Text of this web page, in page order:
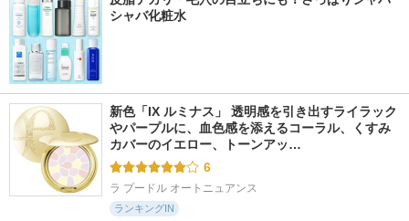
シャバ化粧水
新色「IX ルミナス」 透明感を引き出すライラック
やパープルに、血色感を添えるコーラル、くすみ
カバーのイエロー、トーンアッ…
6
ラ プードル オートニュアンス
ランキングIN